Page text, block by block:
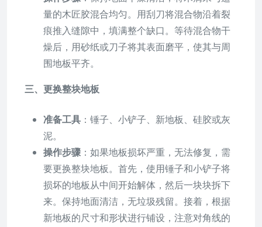
量的木匠胶混合均匀。用刮刀将混合物沿着裂
痕推入缝隙中，填满整个缺口。等待混合物干
燥后，用砂纸或刀子将其表面磨平，使其与周
围地板平齐。
三、更换整块地板
准备工具 ：锤子、小铲子、新地板、硅胶或灰
泥。
操作步骤 ：如果地板损坏严重，无法修复，需
要更换整块地板。首先，使用锤子和小铲子将
损坏的地板从中间开始解体，然后一块块拆下
来。保持地面清洁，无垃圾残留。接着，根据
新地板的尺寸和形状进行铺设，注意对角线的